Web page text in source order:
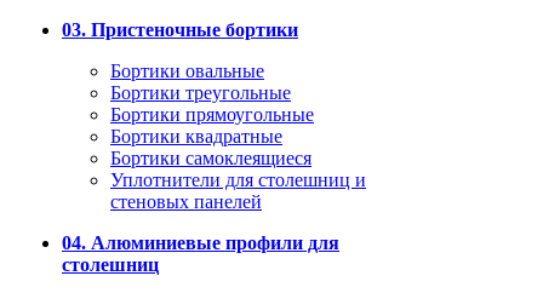
03. Пристеночные бортики
Бортики овальные
Бортики треугольные
Бортики прямоугольные
Бортики квадратные
Бортики самоклеящиеся
Уплотнители для столешниц и
стеновых панелей
04. Алюминиевые профили для
столешниц